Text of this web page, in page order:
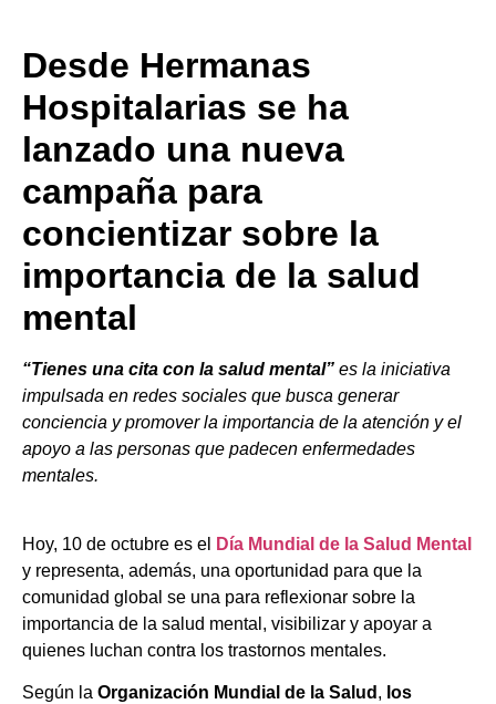
Desde Hermanas
Hospitalarias se ha
lanzado una nueva
campaña para
concientizar sobre la
importancia de la salud
mental
“Tienes una cita con la salud mental” es la iniciativa
impulsada en redes sociales que busca generar
conciencia y promover la importancia de la atención y el
apoyo a las personas que padecen enfermedades
mentales.
Hoy, 10 de octubre es el
Día Mundial de la Salud Mental
y representa, además, una oportunidad para que la
comunidad global se una para reflexionar sobre la
importancia de la salud mental, visibilizar y apoyar a
quienes luchan contra los trastornos mentales.
Según la Organización Mundial de la Salud , los